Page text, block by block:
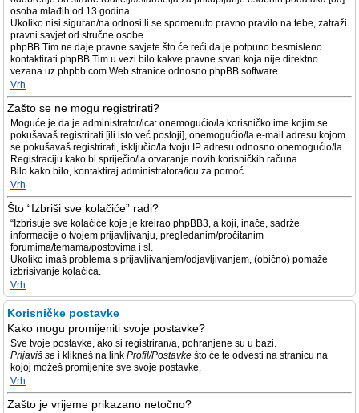
osoba mlađih od 13 godina.
Ukoliko nisi siguran/na odnosi li se spomenuto pravno pravilo na tebe, zatraži
pravni savjet od stručne osobe.
phpBB Tim ne daje pravne savjete što će reći da je potpuno besmisleno
kontaktirati phpBB Tim u vezi bilo kakve pravne stvari koja nije direktno
vezana uz phpbb.com Web stranice odnosno phpBB software.
Vrh
Zašto se ne mogu registrirati?
Moguće je da je administrator/ica: onemogućio/la korisničko ime kojim se
pokušavaš registrirati [ili isto već postoji], onemogućio/la e-mail adresu kojom
se pokušavaš registrirati, isključio/la tvoju IP adresu odnosno onemogućio/la
Registraciju kako bi spriječio/la otvaranje novih korisničkih računa.
Bilo kako bilo, kontaktiraj administratora/icu za pomoć.
Vrh
Što “Izbriši sve kolačiće” radi?
“Izbrisuje sve kolačiće koje je kreirao phpBB3, a koji, inače, sadrže
informacije o tvojem prijavljivanju, pregledanim/pročitanim
forumima/temama/postovima i sl.
Ukoliko imaš problema s prijavljivanjem/odjavljivanjem, (obično) pomaže
izbrisivanje kolačića.
Vrh
Korisničke postavke
Kako mogu promijeniti svoje postavke?
Sve tvoje postavke, ako si registriran/a, pohranjene su u bazi.
Prijaviš se i klikneš na link Profil/Postavke što će te odvesti na stranicu na
kojoj možeš promijenite sve svoje postavke.
Vrh
Zašto je vrijeme prikazano netočno?